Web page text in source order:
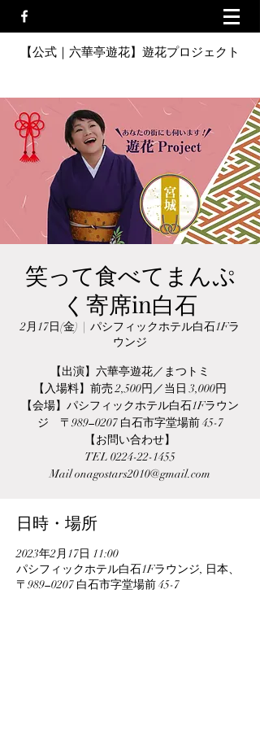
【公式｜六華亭遊花】遊花プロジェクト
笑って食べてまんぷ
く寄席in白石
2月17日(金)
  |
パシフィックホテル白石1Fラ
ウンジ
【出演】六華亭遊花／まつトミ
【入場料】前売 2,500円／当日 3,000円
【会場】パシフィックホテル白石1Fラウン
ジ 〒989−0207 白石市字堂場前 45-7
【お問い合わせ】
TEL 0224-22-1455
Mail onagostars2010@gmail.com
日時・場所
2023年2月17日 11:00
パシフィックホテル白石1Fラウンジ, 日本、
〒989−0207 白石市字堂場前 45-7